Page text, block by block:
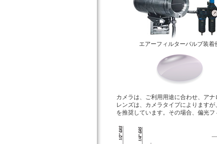
エアーフィルターバルブ装着
カメラは、ご利用用途に合わせ、ア
レンズは、カメラタイプによりますが
を推奨しています。その場合、偏光